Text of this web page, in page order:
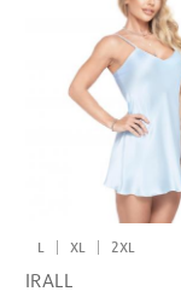
L XL 2XL
IRALL